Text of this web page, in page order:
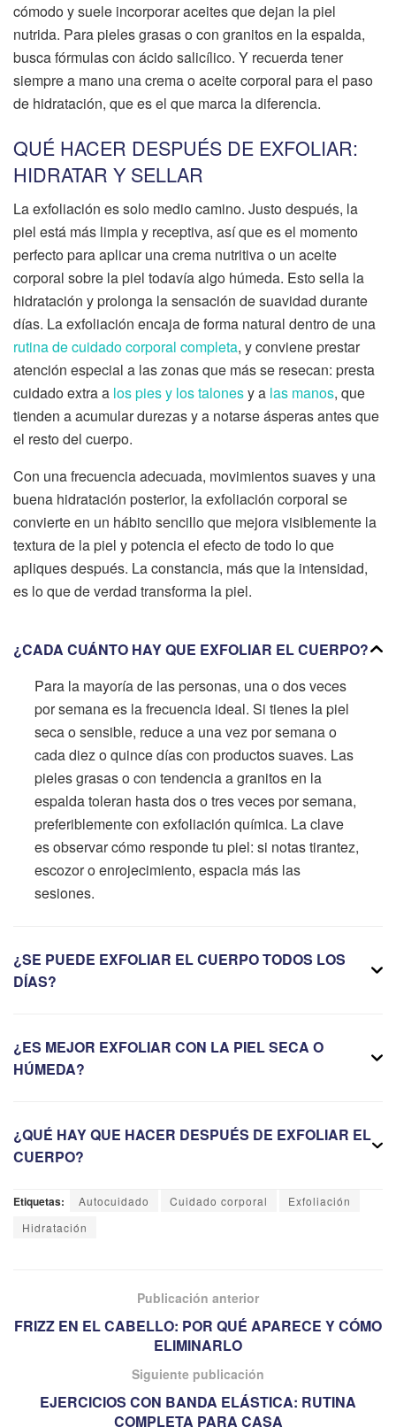
cómodo y suele incorporar aceites que dejan la piel
nutrida. Para pieles grasas o con granitos en la espalda,
busca fórmulas con ácido salicílico. Y recuerda tener
siempre a mano una crema o aceite corporal para el paso
de hidratación, que es el que marca la diferencia.
QUÉ HACER DESPUÉS DE EXFOLIAR:
HIDRATAR Y SELLAR
La exfoliación es solo medio camino. Justo después, la
piel está más limpia y receptiva, así que es el momento
perfecto para aplicar una crema nutritiva o un aceite
corporal sobre la piel todavía algo húmeda. Esto sella la
hidratación y prolonga la sensación de suavidad durante
días. La exfoliación encaja de forma natural dentro de una
rutina de cuidado corporal completa, y conviene prestar
atención especial a las zonas que más se resecan: presta
cuidado extra a los pies y los talonesy a las manos, que
tienden a acumular durezas y a notarse ásperas antes que
el resto del cuerpo.
Con una frecuencia adecuada, movimientos suaves y una
buena hidratación posterior, la exfoliación corporal se
convierte en un hábito sencillo que mejora visiblemente la
textura de la piel y potencia el efecto de todo lo que
apliques después. La constancia, más que la intensidad,
es lo que de verdad transforma la piel.
¿CADA CUÁNTO HAY QUE EXFOLIAR EL CUERPO?
Para la mayoría de las personas, una o dos veces
por semana es la frecuencia ideal. Si tienes la piel
seca o sensible, reduce a una vez por semana o
cada diez o quince días con productos suaves. Las
pieles grasas o con tendencia a granitos en la
espalda toleran hasta dos o tres veces por semana,
preferiblemente con exfoliación química. La clave
es observar cómo responde tu piel: si notas tirantez,
escozor o enrojecimiento, espacia más las
sesiones.
¿SE PUEDE EXFOLIAR EL CUERPO TODOS LOS
DÍAS?
¿ES MEJOR EXFOLIAR CON LA PIEL SECA O
HÚMEDA?
¿QUÉ HAY QUE HACER DESPUÉS DE EXFOLIAR EL
CUERPO?
Etiquetas: Autocuidado Cuidado corporal
Exfoliación
Hidratación
Publicación anterior
FRIZZ EN EL CABELLO: POR QUÉ APARECE Y CÓMO
ELIMINARLO
Siguiente publicación
EJERCICIOS CON BANDA ELÁSTICA: RUTINA
COMPLETA PARA CASA